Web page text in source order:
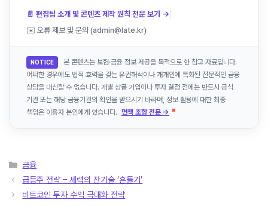
📄 편집팀 소개 및 콘텐츠 제작 원칙 전문 보기 → |
✉️ 오류 제보 및 문의 (admin@late.kr)
NOTICE
본 콘텐츠는 보험·금융 정보 제공을 목적으로 한 참고 자료입니다.
어떠한 경우에도 법적 효력을 갖는 유권해석이나 개개인에 특화된 전문적인 금융
상담을 대신할 수 없습니다. 개별 상품 가입이나 투자 결정 전에는 반드시 공식
기관 또는 해당 금융기관의 확인을 받으시기 바라며, 정보 활용에 대한 최종
책임은 이용자 본인에게 있습니다. 면책 조항 전문 →
카
테
리
금융
급등주 전략 – 세력의 잔기술 ‘흔들기’
비트코인 투자 수익 극대화 전략